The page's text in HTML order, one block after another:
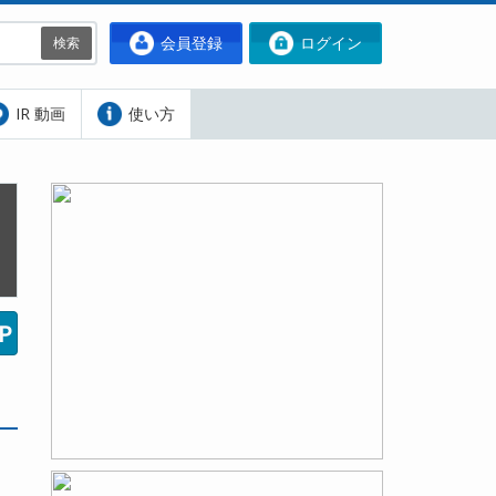
会員登録 ログイン
検索
IR 動画 使い方